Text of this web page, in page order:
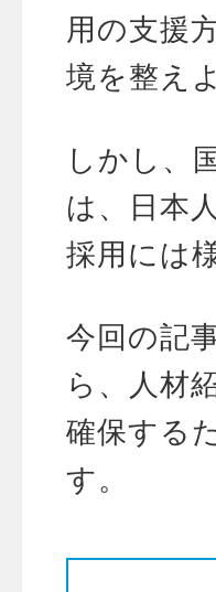
用の支援
境を整え
しかし、
は、日本
採用には
今回の記
ら、人材
確保する
す。